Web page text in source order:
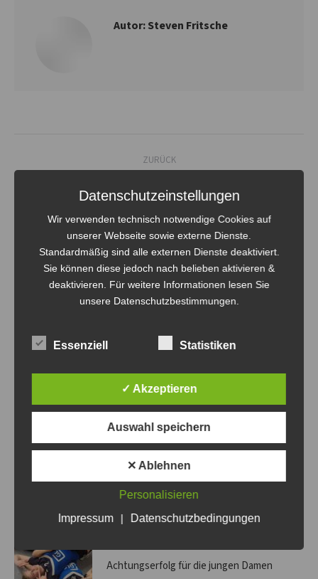
Autor:Steven Fritsche
Kommentarnavigation
ZURÜCK
Vorheriger
schmieden
NÄCHSTES
Nächster
Beitrag:
Hygienebestand aufgefüllt
Related Posts
Volley-Bombas rocken die 20. Panketaler
Volleyballnacht!
8. März 2026
Frohe Weihnachten
24. Dezember 2025
Nachwuchsturnier in Bismark mit
Achtungserfolg für die jungen Damen
Datenschutzeinstellungen
Wir verwenden technisch notwendige Cookies auf
unserer Webseite sowie externe Dienste.
Standardmäßig sind alle externen Dienste deaktiviert.
Sie können diese jedoch nach belieben aktivieren &
deaktivieren. Für weitere Informationen lesen Sie
unsere Datenschutzbestimmungen.
Essenziell Statistiken
✓ Akzeptieren
Auswahl speichern
✕ Ablehnen
Personalisieren
Impressum
| Datenschutzbedingungen